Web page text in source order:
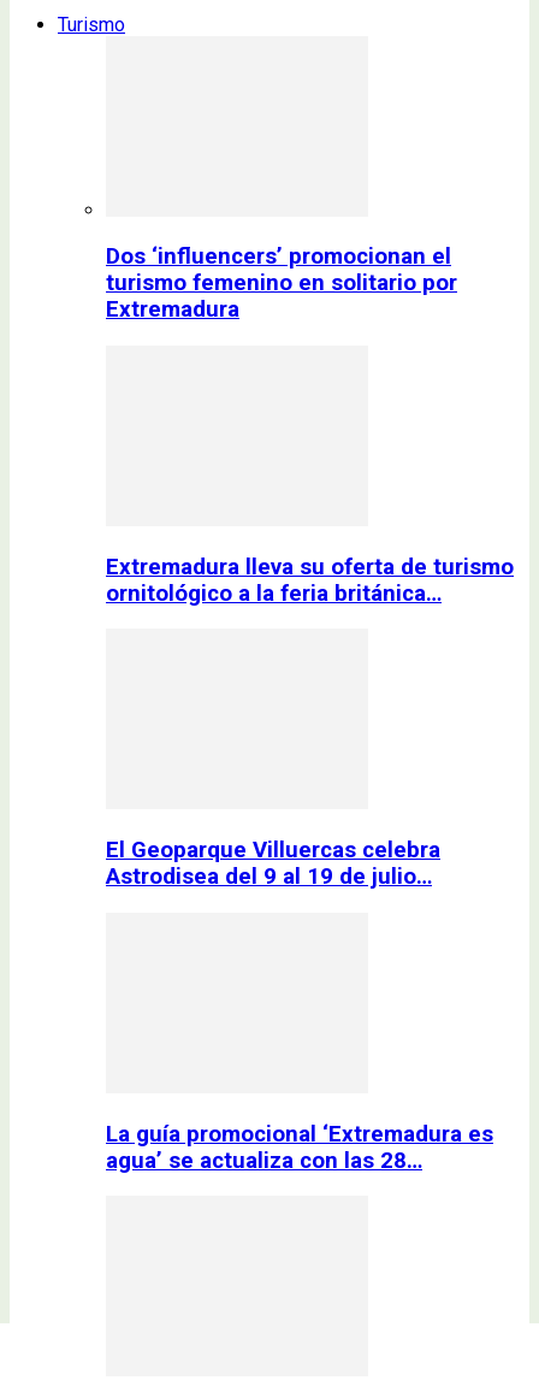
Turismo
Dos ‘influencers’ promocionan el
turismo femenino en solitario por
Extremadura
Extremadura lleva su oferta de turismo
ornitológico a la feria británica…
El Geoparque Villuercas celebra
Astrodisea del 9 al 19 de julio…
La guía promocional ‘Extremadura es
agua’ se actualiza con las 28…